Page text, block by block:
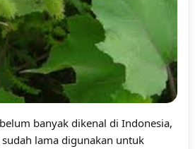
banyak dikenal di Indonesia,
lama digunakan untuk